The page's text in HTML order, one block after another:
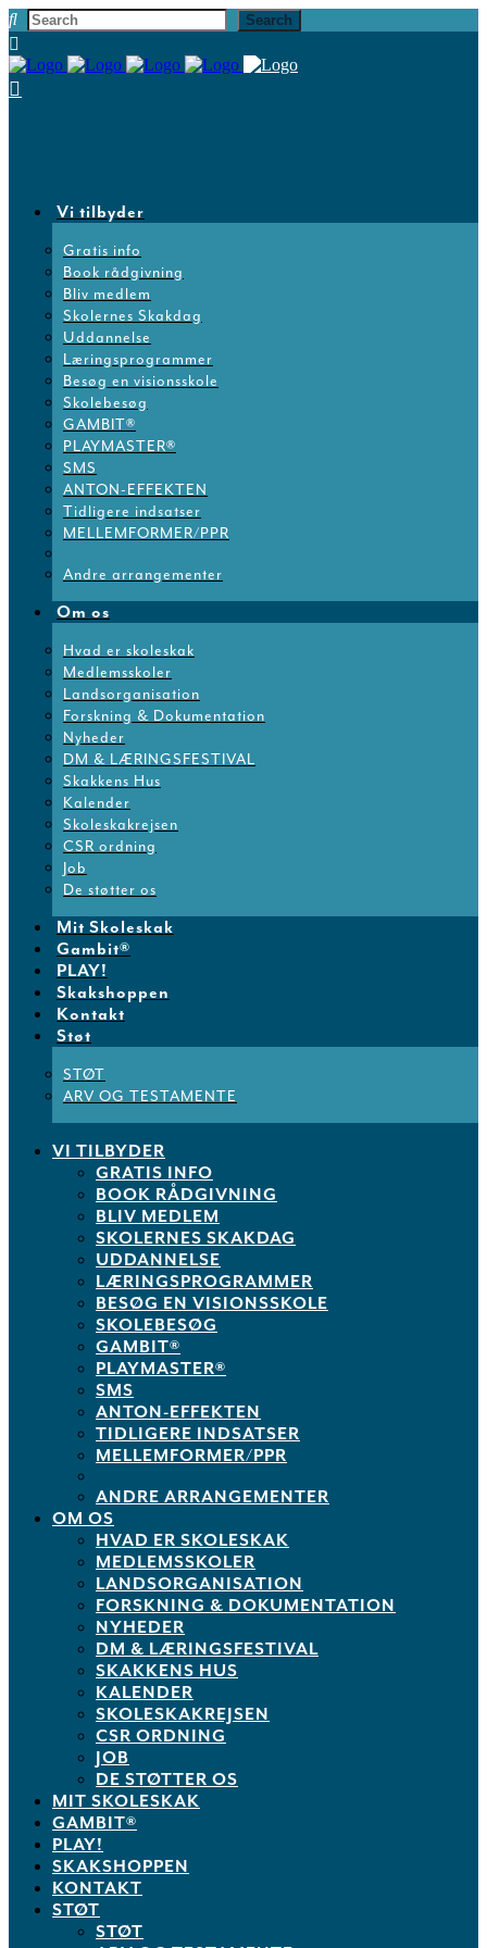
Vi tilbyder
Gratis info
Book rådgivning
Bliv medlem
Skolernes Skakdag
Uddannelse
Læringsprogrammer
Besøg en visionsskole
Skolebesøg
GAMBIT®
PLAYMASTER®
SMS
ANTON-EFFEKTEN
Tidligere indsatser
MELLEMFORMER/PPR
Andre arrangementer
Om os
Hvad er skoleskak
Medlemsskoler
Landsorganisation
Forskning & Dokumentation
Nyheder
DM & LÆRINGSFESTIVAL
Skakkens Hus
Kalender
Skoleskakrejsen
CSR ordning
Job
De støtter os
Mit Skoleskak
Gambit®
PLAY!
Skakshoppen
Kontakt
Støt
STØT
ARV OG TESTAMENTE
VI TILBYDER
GRATIS INFO
BOOK RÅDGIVNING
BLIV MEDLEM
SKOLERNES SKAKDAG
UDDANNELSE
LÆRINGSPROGRAMMER
BESØG EN VISIONSSKOLE
SKOLEBESØG
GAMBIT®
PLAYMASTER®
SMS
ANTON-EFFEKTEN
TIDLIGERE INDSATSER
MELLEMFORMER/PPR
ANDRE ARRANGEMENTER
OM OS
HVAD ER SKOLESKAK
MEDLEMSSKOLER
LANDSORGANISATION
FORSKNING & DOKUMENTATION
NYHEDER
DM & LÆRINGSFESTIVAL
SKAKKENS HUS
KALENDER
SKOLESKAKREJSEN
CSR ORDNING
JOB
DE STØTTER OS
MIT SKOLESKAK
GAMBIT®
PLAY!
SKAKSHOPPEN
KONTAKT
STØT
STØT